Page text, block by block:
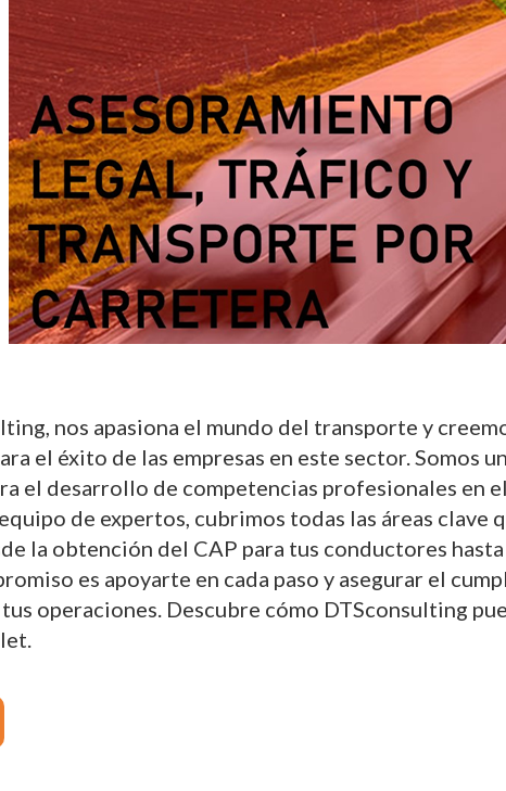
nos apasiona el mundo del transporte y
el éxito de las empresas en este sector.
el desarrollo de competencias profesionales en
de expertos, cubrimos todas las áreas
la obtención del CAP para tus conductores
es apoyarte en cada paso y asegurar el
operaciones. Descubre cómo DTSconsulting